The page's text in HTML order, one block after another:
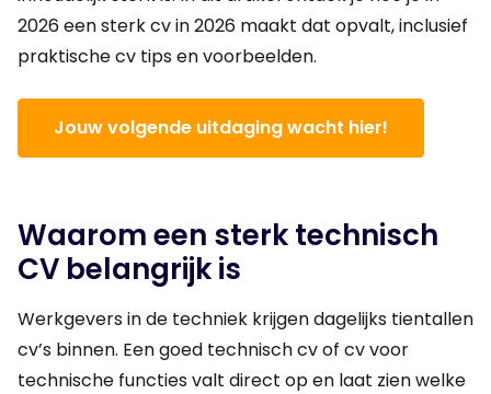
2026 een sterk cv in 2026 maakt dat opvalt, inclusief
praktische cv tips en voorbeelden.
Jouw volgende uitdaging wacht hier!
Waarom een sterk technisch
CV belangrijk is
Werkgevers in de techniek krijgen dagelijks tientallen
cv’s binnen. Een goed technisch cv of cv voor
technische functies valt direct op en laat zien welke